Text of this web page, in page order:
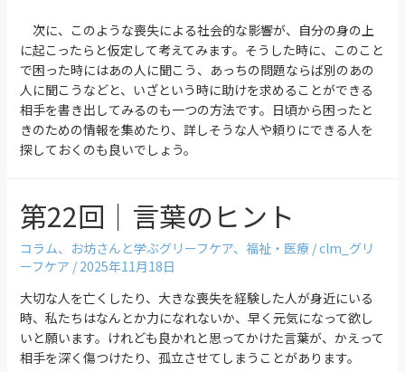
次に、このような喪失による社会的な影響が、自分の身の上
に起こったらと仮定して考えてみます。そうした時に、このこと
で困った時にはあの人に聞こう、あっちの問題ならば別のあの
人に聞こうなどと、いざという時に助けを求めることができる
相手を書き出してみるのも一つの方法です。日頃から困ったと
きのための情報を集めたり、詳しそうな人や頼りにできる人を
探しておくのも良いでしょう。
第22回｜言葉のヒント
コラム、 お坊さんと学ぶグリーフケア、 福祉・医療/clm_グリ
ーフケア / 2025年11月18日
大切な人を亡くしたり、大きな喪失を経験した人が身近にいる
時、私たちはなんとか力になれないか、早く元気になって欲し
いと願います。けれども良かれと思ってかけた言葉が、かえって
相手を深く傷つけたり、孤立させてしまうことがあります。